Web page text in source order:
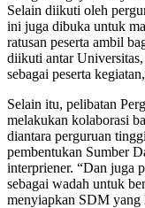
Selain diikuti oleh
ini juga dibuka untuk
ratusan peserta ambil
diikuti antar
sebagai peserta
Selain itu, pelibatan
melakukan kolaborasi
diantara perguruan
pembentukan Sumber
interpriener. “Dan juga
sebagai wadah untuk
menyiapkan SDM yang